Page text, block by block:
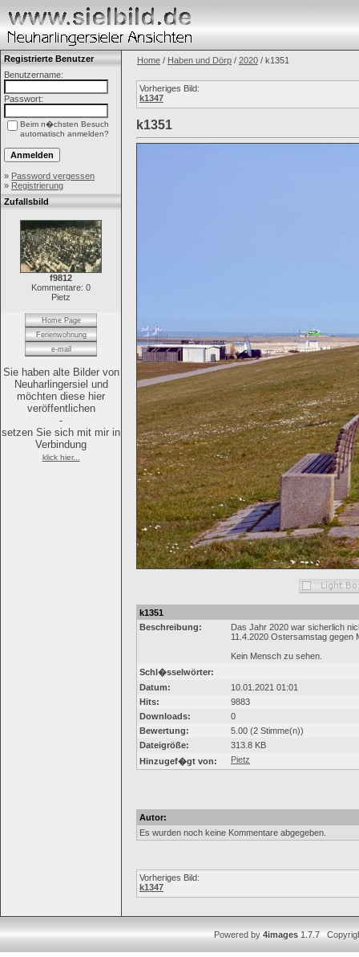
Registrierte Benutzer
Benutzername:
Passwort:
Beim n�chsten Besuch
automatisch anmelden?
» Password vergessen
» Registrierung
Zufallsbild
f9812
Kommentare: 0
Pietz
Home Page
Ferienwohnung
e-mail
Sie haben alte Bilder von
Neuharlingersiel und
möchten diese hier
veröffentlichen
-
setzen Sie sich mit mir in
Verbindung
klick hier...
Home / Haben und Dörp / 2020 / k1351
Vorheriges Bild:
k1347
k1351
k1351
Beschreibung:
Das Jahr 2020 war sicherlich
11.4.2020 Ostersamstag gegen
Kein Mensch zu sehen.
Schl�sselwörter:
Datum:
10.01.2021 01:01
Hits:
9883
Downloads:
0
Bewertung:
5.00 (2 Stimme(n))
Dateigröße:
313.8 KB
Hinzugef�gt von:
Pietz
Autor:
Es wurden noch keine Kommentare abgegeben.
Vorheriges Bild:
k1347
Powered by4images1.7.7